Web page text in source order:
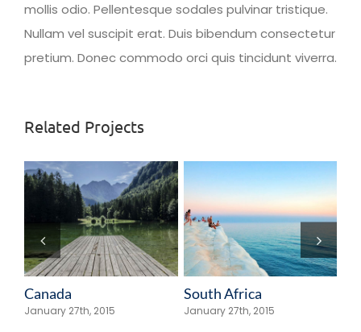
mollis odio. Pellentesque sodales pulvinar tristique.
Nullam vel suscipit erat. Duis bibendum consectetur
pretium. Donec commodo orci quis tincidunt viverra.
Related Projects
Canada
January 27th, 2015
South Africa
January 27th, 2015